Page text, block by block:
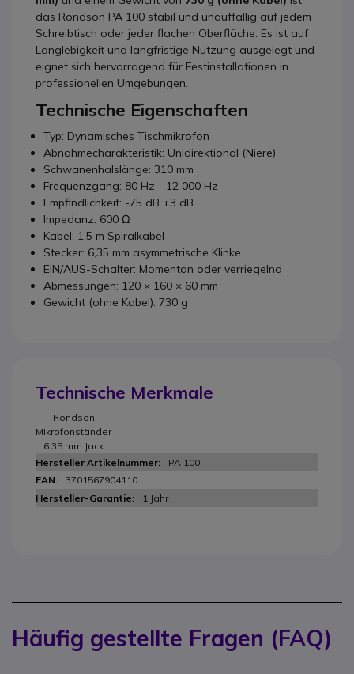
das Rondson PA 100 stabil und unauffällig auf jedem
Schreibtisch oder jeder flachen Oberfläche. Es ist auf
Langlebigkeit und langfristige Nutzung ausgelegt und
eignet sich hervorragend für Festinstallationen in
professionellen Umgebungen.
Technische Eigenschaften
Typ: Dynamisches Tischmikrofon
Abnahmecharakteristik: Unidirektional (Niere)
Schwanenhalslänge: 310 mm
Frequenzgang: 80 Hz - 12 000 Hz
Empfindlichkeit: -75 dB ±3 dB
Impedanz: 600 Ω
Kabel: 1,5 m Spiralkabel
Stecker: 6,35 mm asymmetrische Klinke
EIN/AUS-Schalter: Momentan oder verriegelnd
Abmessungen: 120 × 160 × 60 mm
Gewicht (ohne Kabel): 730 g
Technische Merkmale
Rondson
Mikrofonständer
6.35 mm Jack
PA 100
3701567904110
1 Jahr
Häufig gestellte Fragen (FAQ)